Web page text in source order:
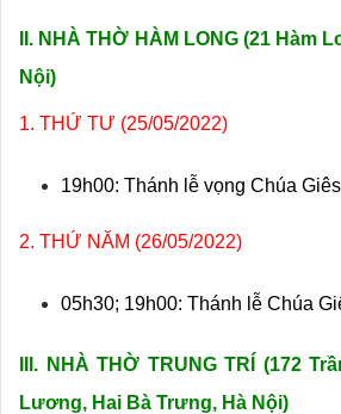
II. NHÀ THỜ HÀM LONG (21 Hàm
Nội)
1. THỨ TƯ (25/05/2022)
19h00: Thánh lễ vọng Chúa
2. THỨ NĂM (26/05/2022)
05h30; 19h00: Thánh lễ Chúa
III. NHÀ THỜ TRUNG TRÍ (172
Lương, Hai Bà Trưng, Hà Nội)